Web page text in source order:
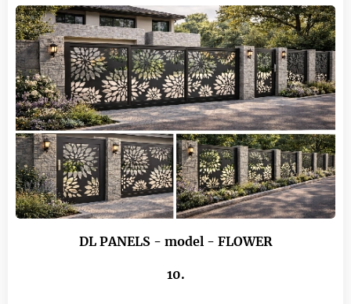
DL PANELS - model - FLOWER
10.